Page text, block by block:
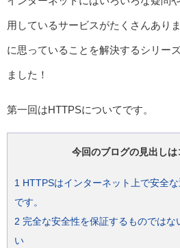
用しているサービスがたくさんあり
に思っていることを解決するシリー
ました！
第一回はHTTPSについてです。
今回のブログの見出しは
1 HTTPSはインターネット上で安全
です。
2 完全な安全性を保証するものではな
い